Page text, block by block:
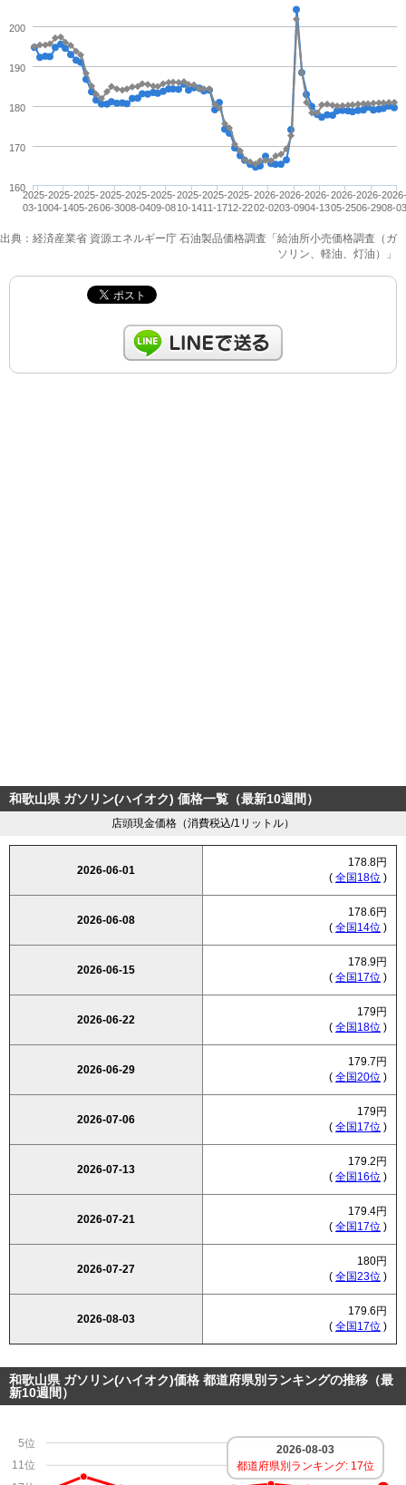
2025-
03-10
2025-
04-14
2025-
05-26
2025-
06-30
2025-
08-04
2025-
09-08
2025-
10-14
2025-
11-17
2025-
12-22
2026-
02-02
2026-
03-09
2026-
04-13
2026-
05-25
2026-
06-2908-
160
170
180
190
200
出典：経済産業省 資源エネルギー庁 石油製品価格調査「給油所小売価格調査（ガ
ソリン、軽油、灯油）」
和歌山県 ガソリン(ハイオク) 価格一覧（最新10週間）
店頭現金価格（消費税込/1リットル）
2026-06-01
178.8円
( 全国18位 )
2026-06-08
178.6円
( 全国14位 )
2026-06-15
178.9円
( 全国17位 )
2026-06-22
179円
( 全国18位 )
2026-06-29
179.7円
( 全国20位 )
2026-07-06
179円
( 全国17位 )
2026-07-13
179.2円
( 全国16位 )
2026-07-21
179.4円
( 全国17位 )
2026-07-27
180円
( 全国23位 )
2026-08-03
179.6円
( 全国17位 )
和歌山県 ガソリン(ハイオク)価格 都道府県別ランキングの推移（最
新10週間）
11位
5位
2026-08-03
都道府県別ランキング: 17位